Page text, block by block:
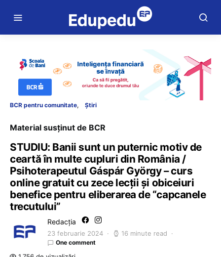
BCR pentru comunitate Știri
Material susținut de BCR
STUDIU: Banii sunt un puternic motiv de
ceartă în multe cupluri din România /
Psihoterapeutul Gáspár György – curs
online gratuit cu zece lecții și obiceiuri
benefice pentru eliberarea de “capcanele
trecutului”
Redacția
23 februarie 2024 16 minute read
One comment